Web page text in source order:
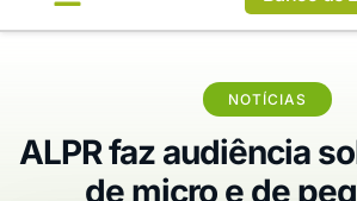
NOTÍCIAS
ALPR faz audiência
de micro e de